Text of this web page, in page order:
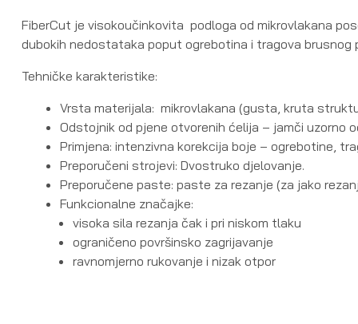
FiberCut je visokoučinkovita podloga od mikrovlakana
dubokih nedostataka poput ogrebotina i tragova
Tehničke karakteristike:
Vrsta materijala: mikrovlakana (gusta, kruta
Odstojnik od pjene otvorenih ćelija – jamči uzorno
Primjena: intenzivna korekcija boje – ogrebotine,
Preporučeni strojevi: Dvostruko djelovanje.
Preporučene paste: paste za rezanje (za jako
Funkcionalne značajke:
visoka sila rezanja čak i pri niskom tlaku
ograničeno površinsko zagrijavanje
ravnomjerno rukovanje i nizak otpor